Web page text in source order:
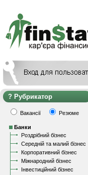
Рубрикатор
Вакансії Резюме
Банки
Роздрібний бізнес
Середній та малий бізнес
Корпоративний бізнес
Міжнародний бізнес
Інвестиційний бізнес